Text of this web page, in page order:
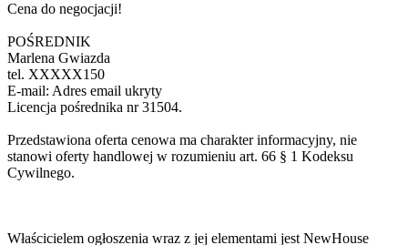
Cena do negocjacji!
POŚREDNIK
Marlena Gwiazda
tel. XXXXX150
E-mail: Adres email ukryty
Licencja pośrednika nr 31504.
Przedstawiona oferta cenowa ma charakter informacyjny, nie
stanowi oferty handlowej w rozumieniu art. 66 § 1 Kodeksu
Cywilnego.
Właścicielem ogłoszenia wraz z jej elementami jest NewHouse